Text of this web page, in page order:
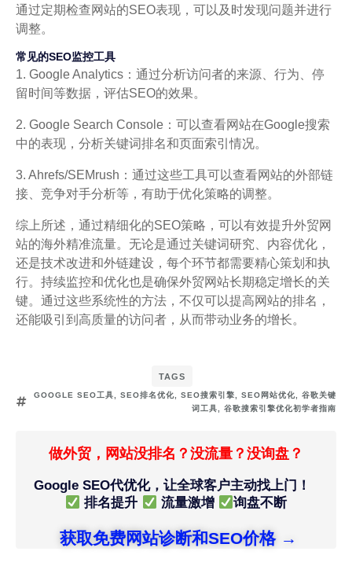
通过定期检查网站的SEO表现，可以及时发现问题并进行
调整。
常见的SEO监控工具
1. Google Analytics：通过分析访问者的来源、行为、停
留时间等数据，评估SEO的效果。
2. Google Search Console：可以查看网站在Google搜索
中的表现，分析关键词排名和页面索引情况。
3. Ahrefs/SEMrush：通过这些工具可以查看网站的外部链
接、竞争对手分析等，有助于优化策略的调整。
综上所述，通过精细化的SEO策略，可以有效提升外贸网
站的海外精准流量。无论是通过关键词研究、内容优化，
还是技术改进和外链建设，每个环节都需要精心策划和执
行。持续监控和优化也是确保外贸网站长期稳定增长的关
键。通过这些系统性的方法，不仅可以提高网站的排名，
还能吸引到高质量的访问者，从而带动业务的增长。
TAGS
GOOGLE SEO工具 SEO排名优化 SEO搜索引擎 SEO网站优化
谷歌关键
词工具
谷歌搜索引擎优化初学者指南
做外贸，网站没排名？没流量？没询盘？
Google SEO代优化，让全球客户主动找上门！
排名提升
流量激增 询盘不断
获取免费网站诊断和SEO价格 →